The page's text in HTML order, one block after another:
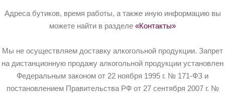
Адреса бутиков, время работы, а также иную информацию вы
можете найти в разделе «Контакты»
Мы не осуществляем доставку алкогольной продукции. Запрет
на дистанционную продажу алкогольной продукции установлен
Федеральным законом от 22 ноября 1995 г. № 171-ФЗ и
постановлением Правительства РФ от 27 сентября 2007 г. №